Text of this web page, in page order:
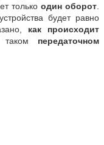
толькоодин оборот
будет равно
как происходит
передаточном